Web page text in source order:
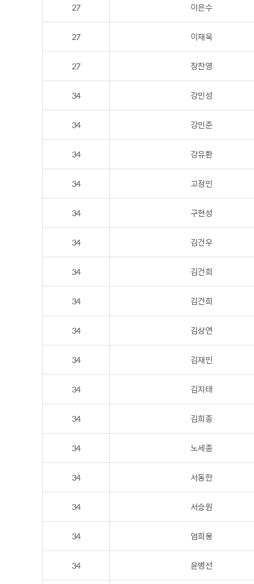
27 이은수
27 이재욱
27 장찬영
34 강민성
34 강민준
34 강유환
34 고정민
34 구현성
34 김건우
34 김건희
34 김건희
34 김상연
34 김재민
34 김지태
34 김희종
34 노세종
34 서동한
34 서승원
34 엄희웅
34 윤병선